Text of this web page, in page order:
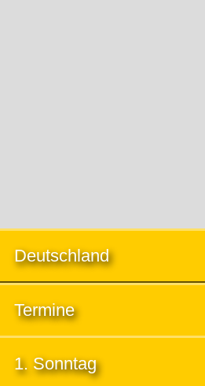
Deutschland
Termine
1. Sonntag